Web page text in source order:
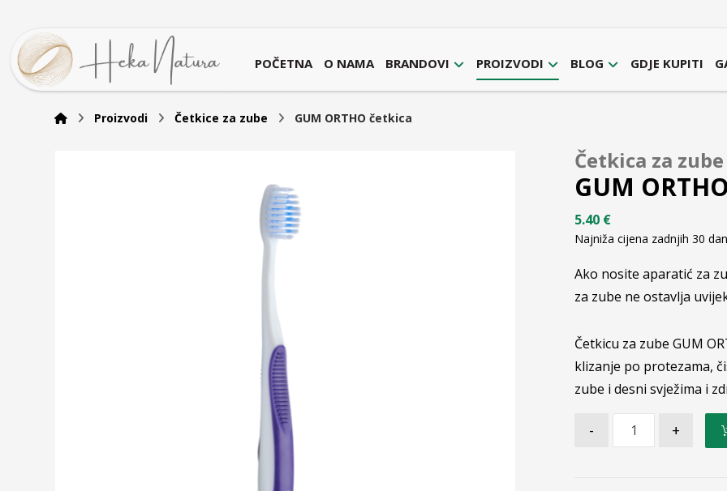
POČETNA O NAMA BRANDOVI PROIZVODI BLOG GDJE KUPITI
Proizvodi Četkice za zube GUM ORTHO četkica
Četkica za zube
GUM
5.40 €
Najniža cijena zadnjih 30
Ako nosite aparatić za
za zube ne ostavlja
Četkicu za zube GUM
klizanje po protezama,
zube i desni svježima i
- +